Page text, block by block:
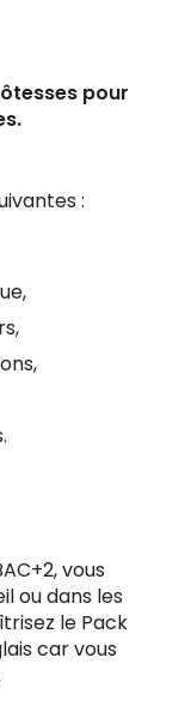
pour
:
vous
ou dans les
le Pack
car vous